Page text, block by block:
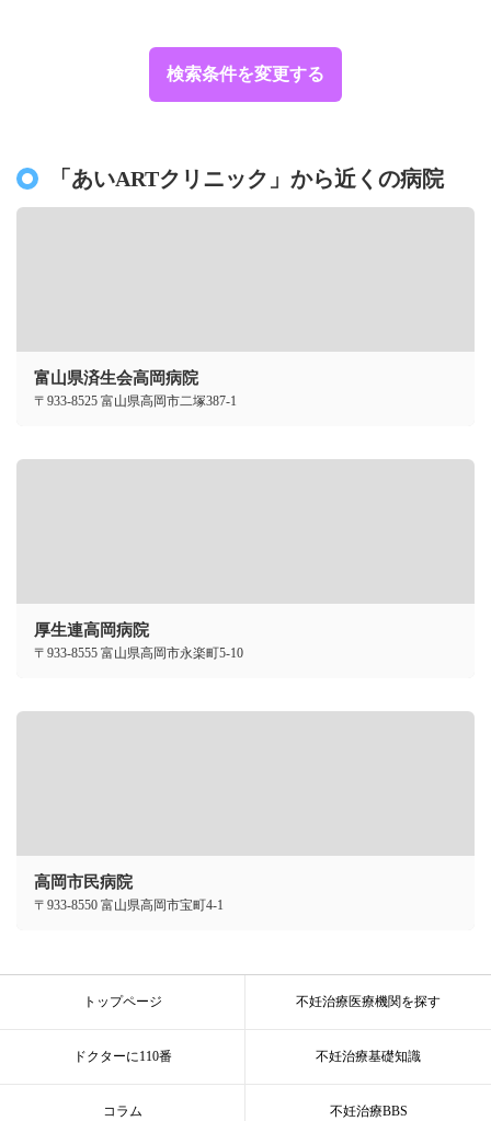
検索条件を変更する
「あいARTクリニック」から近くの病院
富山県済生会高岡病院
〒933-8525 富山県高岡市二塚387-1
厚生連高岡病院
〒933-8555 富山県高岡市永楽町5-10
高岡市民病院
〒933-8550 富山県高岡市宝町4-1
トップページ 不妊治療医療機関を探す
ドクターに110番 不妊治療基礎知識
コラム 不妊治療BBS